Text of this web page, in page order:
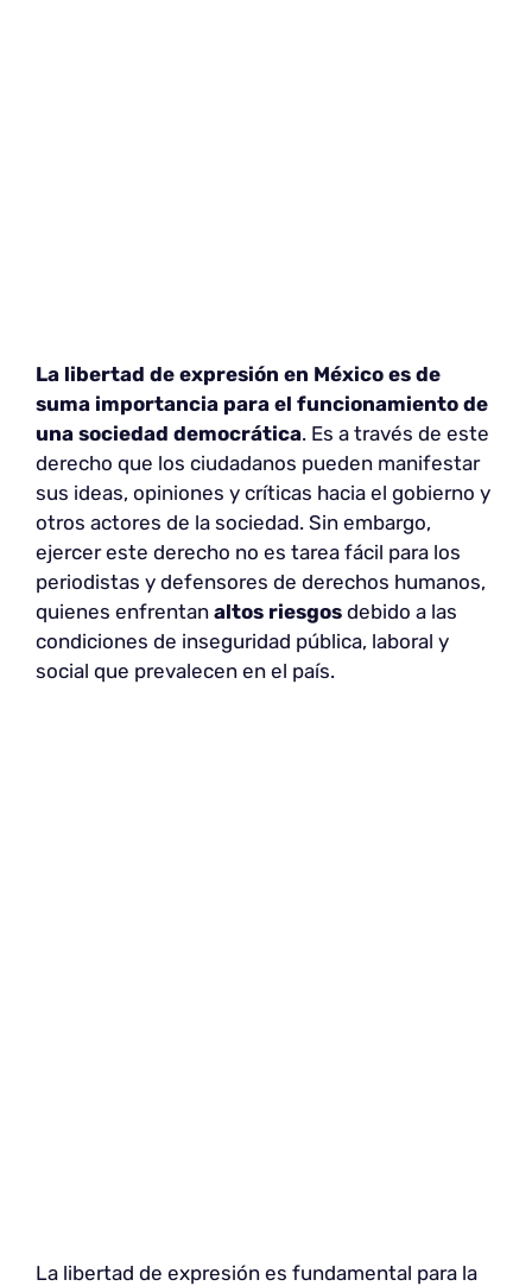
La libertad de expresión en México es de
suma importancia para el funcionamiento de
una sociedad democrática. Es a través de este
derecho que los ciudadanos pueden manifestar
sus ideas, opiniones y críticas hacia el gobierno y
otros actores de la sociedad. Sin embargo,
ejercer este derecho no es tarea fácil para los
periodistas y defensores de derechos humanos,
quienes enfrentan altos riesgos debido a las
condiciones de inseguridad pública, laboral y
social que prevalecen en el país.
La libertad de expresión es fundamental para la